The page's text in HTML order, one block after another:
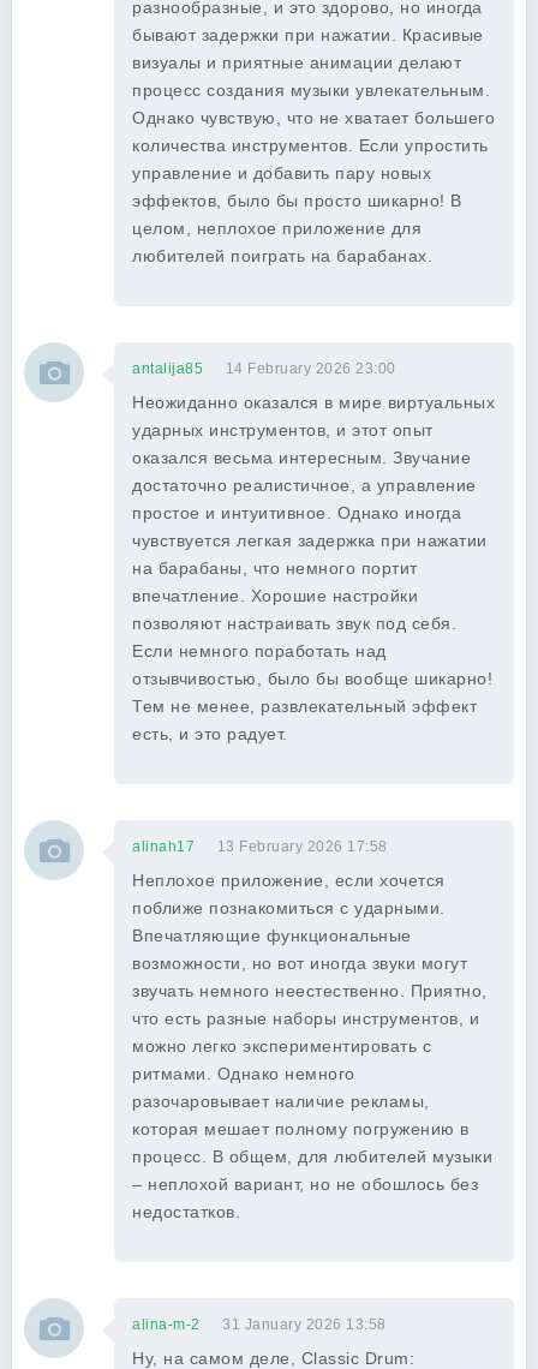
разнообразные, и это здорово, но иногда
бывают задержки при нажатии. Красивые
визуалы и приятные анимации делают
процесс создания музыки увлекательным.
Однако чувствую, что не хватает большего
количества инструментов. Если упростить
управление и добавить пару новых
эффектов, было бы просто шикарно! В
целом, неплохое приложение для
любителей поиграть на барабанах.
antalija85 14 February 2026 23:00
Неожиданно оказался в мире виртуальных
ударных инструментов, и этот опыт
оказался весьма интересным. Звучание
достаточно реалистичное, а управление
простое и интуитивное. Однако иногда
чувствуется легкая задержка при нажатии
на барабаны, что немного портит
впечатление. Хорошие настройки
позволяют настраивать звук под себя.
Если немного поработать над
отзывчивостью, было бы вообще шикарно!
Тем не менее, развлекательный эффект
есть, и это радует.
alinah17 13 February 2026 17:58
Неплохое приложение, если хочется
поближе познакомиться с ударными.
Впечатляющие функциональные
возможности, но вот иногда звуки могут
звучать немного неестественно. Приятно,
что есть разные наборы инструментов, и
можно легко экспериментировать с
ритмами. Однако немного
разочаровывает наличие рекламы,
которая мешает полному погружению в
процесс. В общем, для любителей музыки
– неплохой вариант, но не обошлось без
недостатков.
alina-m-2 31 January 2026 13:58
Ну, на самом деле, Classic Drum: